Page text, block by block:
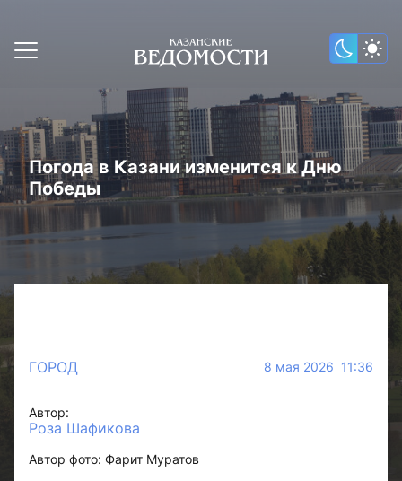
Погода в Казани изменится к Дню
Победы
ГОРОД 8 мая 2026 11:36
Автор:
Роза Шафикова
Автор фото: Фарит Муратов